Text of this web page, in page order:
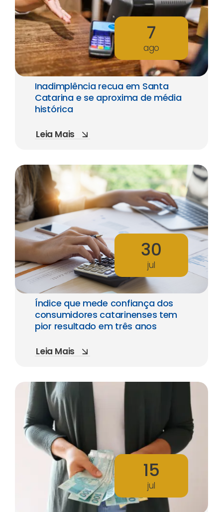
7
ago
Inadimplência recua em Santa
Catarina e se aproxima de média
histórica
Leia Mais
30
jul
Índice que mede confiança dos
consumidores catarinenses tem
pior resultado em três anos
Leia Mais
15
jul